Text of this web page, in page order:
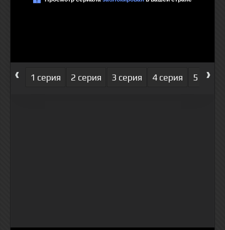
‹ 1 серия 2 серия 3 серия 4 серия 5 серия
›